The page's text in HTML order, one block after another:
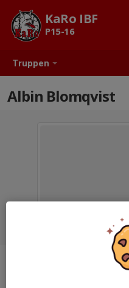
Truppen
KaRo IBF
P15-16
Albin Blomqvist